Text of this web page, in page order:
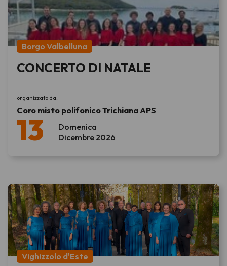
Domenica
13 Dicembre 2026
Borgo Valbelluna
CONCERTO DI NATALE
organizzato da:
Coro misto polifonico Trichiana APS
Vighizzolo d'Este